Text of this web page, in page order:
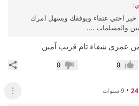
:
خير اختي عنقاء ويوفقك ويسهل امرك
والمسلمات ....
عمري شفاء تام قريب آمين
إعجاب0 عدم إعجاب
0
• 9 سنوات عرض